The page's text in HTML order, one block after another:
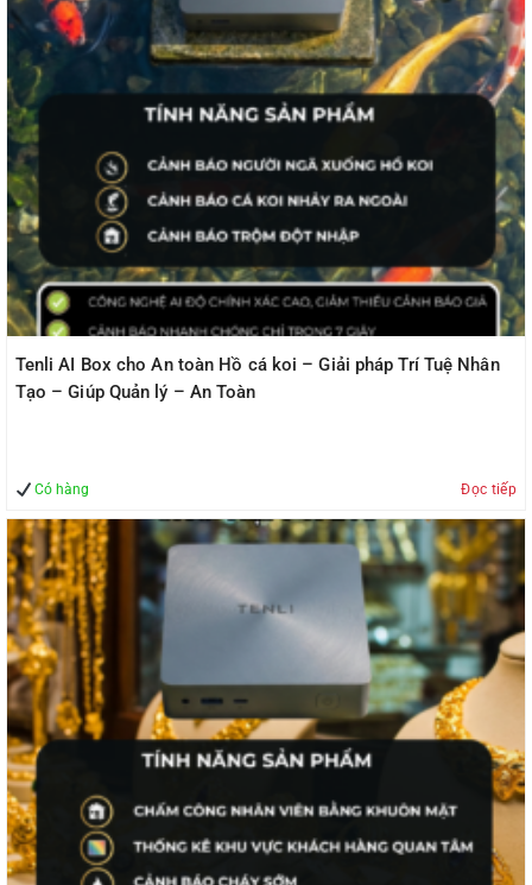
Tenli AI Box cho An toàn Hồ cá koi – Giải pháp Trí Tuệ Nhân
Tạo – Giúp Quản lý – An Toàn
Có hàng Đọc tiếp